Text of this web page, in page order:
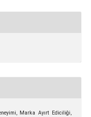
Marka Ayırt Ediciliği,